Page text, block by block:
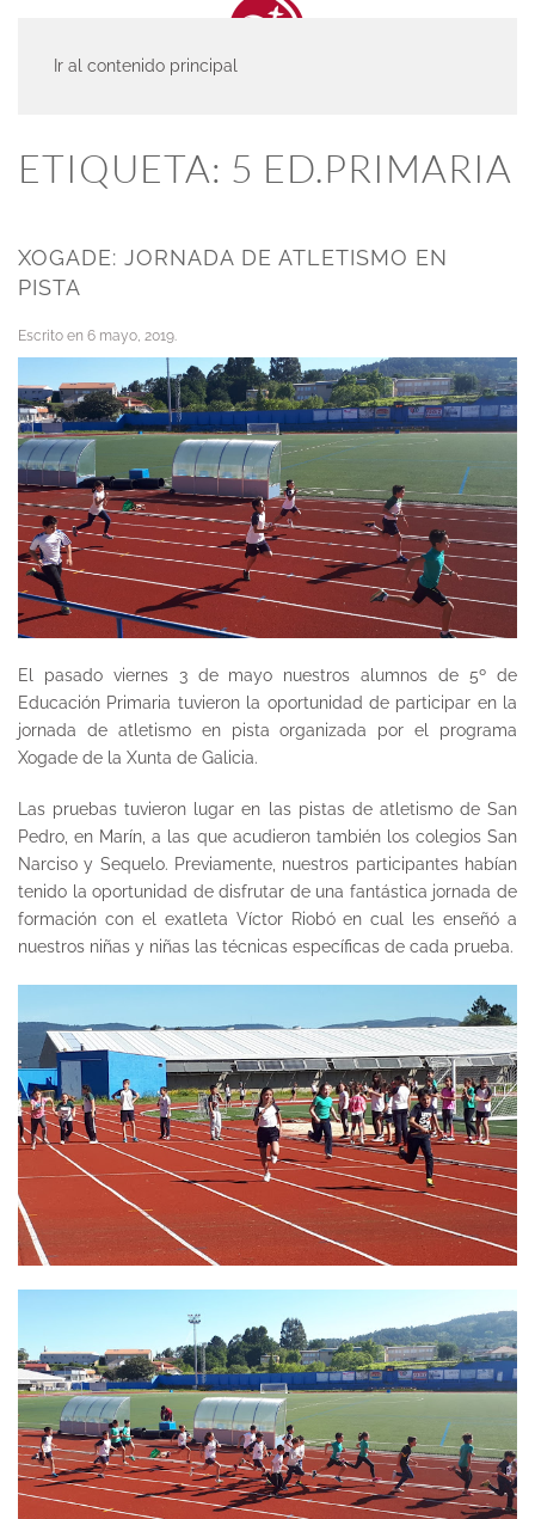
Ir al contenido principal
ETIQUETA: 5 ED.PRIMARIA
XOGADE: JORNADA DE ATLETISMO EN
PISTA
Escrito en 6 mayo, 2019.
El pasado viernes 3 de mayo nuestros alumnos de 5º de
Educación Primaria tuvieron la oportunidad de participar en la
jornada de atletismo en pista organizada por el programa
Xogade de la Xunta de Galicia.
Las pruebas tuvieron lugar en las pistas de atletismo de San
Pedro, en Marín, a las que acudieron también los colegios San
Narciso y Sequelo. Previamente, nuestros participantes habían
tenido la oportunidad de disfrutar de una fantástica jornada de
formación con el exatleta Víctor Riobó en cual les enseñó a
nuestros niñas y niñas las técnicas específicas de cada prueba.